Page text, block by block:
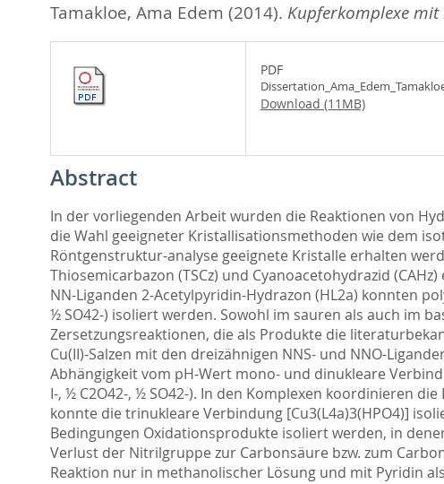
sind
hier:
Tamakloe, Ama Edem (2014). Kupferkomplexe
PDF
Download (11MB)
Abstract
In der vorliegenden Arbeit wurden die Reaktionen von
die Wahl geeigneter Kristallisationsmethoden wie dem
Röntgenstruktur-analyse geeignete Kristalle erhalten
Thiosemicarbazon (TSCz) und Cyanoacetohydrazid
NN-Liganden 2-Acetylpyridin-Hydrazon (HL2a) konnten
½ SO42-) isoliert werden. Sowohl im sauren als auch im
Zersetzungsreaktionen, die als Produkte die
Cu(II)-Salzen mit den dreizähnigen NNS- und NNO-
Abhängigkeit vom pH-Wert mono- und dinukleare
I-, ½ C2O42-, ½ SO42-). In den Komplexen koordinieren
konnte die trinukleare Verbindung [Cu3(L4a)3(HPO4)]
Bedingungen Oxidationsprodukte isoliert werden, in
Verlust der Nitrilgruppe zur Carbonsäure bzw. zum
Reaktion nur in methanolischer Lösung und mit Pyridin